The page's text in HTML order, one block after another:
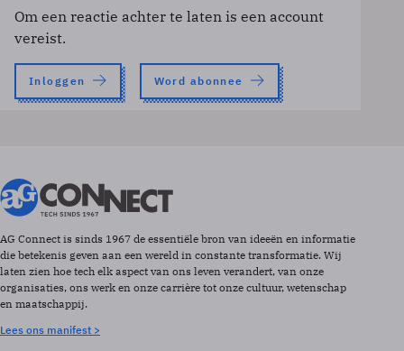
Om een reactie achter te laten is een account
vereist.
Inloggen Word abonnee
AG Connect is sinds 1967 de essentiële bron van ideeën en informatie
die betekenis geven aan een wereld in constante transformatie. Wij
laten zien hoe tech elk aspect van ons leven verandert, van onze
organisaties, ons werk en onze carrière tot onze cultuur, wetenschap
en maatschappij.
Lees ons manifest >